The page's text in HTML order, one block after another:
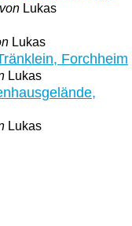
von Lukas
Lukas
Forchheim
Lukas
Lukas